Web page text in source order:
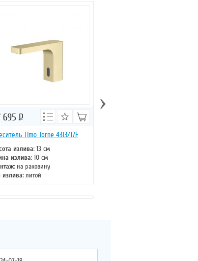
Timo Torne 4313/17F
излива: 13 см
излива: 10 см
: на раковину
излива: литой
: однорычажное
695 Р
›